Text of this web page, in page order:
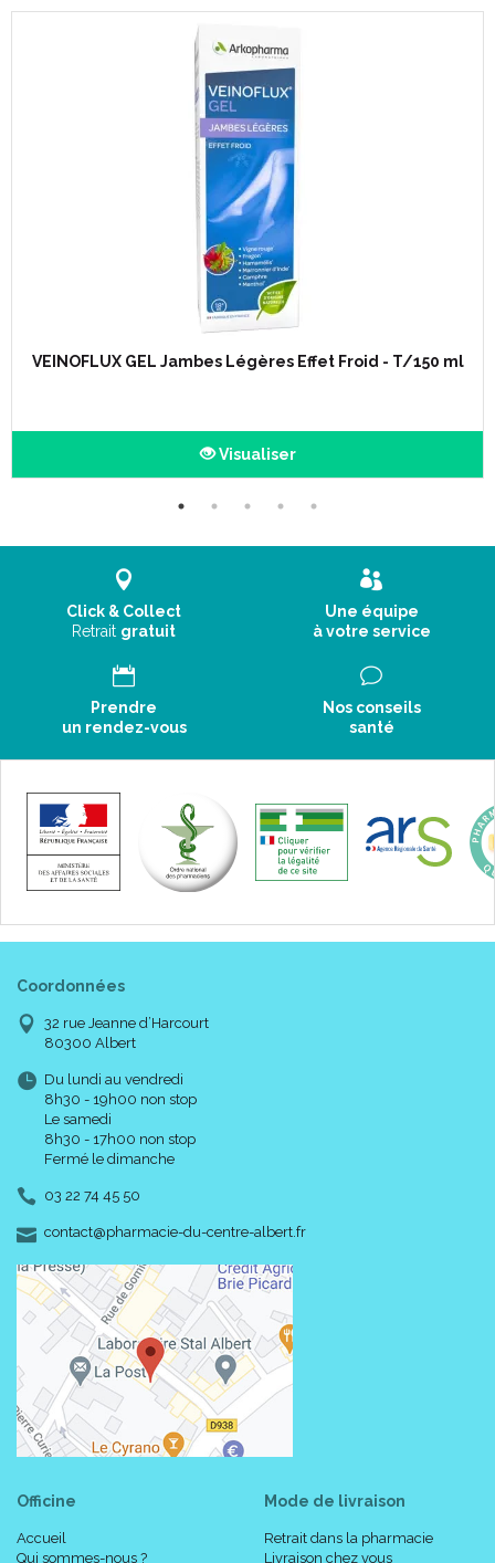
VEINOFLUX GEL Jambes Légères Effet Froid - T/150 ml
Visualiser
Click & Collect
Retrait gratuit
Une équipe
à votre service
Prendre
un rendez-vous
Nos conseils
santé
Coordonnées
32 rue Jeanne d’Harcourt
80300 Albert
Du lundi au vendredi
8h30 - 19h00 non stop
Le samedi
8h30 - 17h00 non stop
Fermé le dimanche
03 22 74 45 50
contact-
@-
pharmacie-du-centre-albert.fr
Officine
Accueil
Qui sommes-nous ?
Mode de livraison
Retrait dans la pharmacie
Livraison chez vous